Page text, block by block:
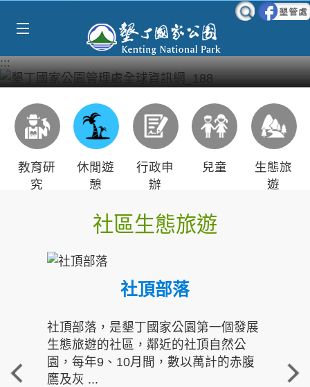
:::
教育研
究
休閒遊
憩
行政申
辦
兒童
生態旅
遊
社區生態旅遊
社頂部落
社頂部落，是墾丁國家公園第一個發展
生態旅遊的社區，鄰近的社頂自然公
園，每年9、10月間，數以萬計的赤腹
鷹及灰 ...
重
走進